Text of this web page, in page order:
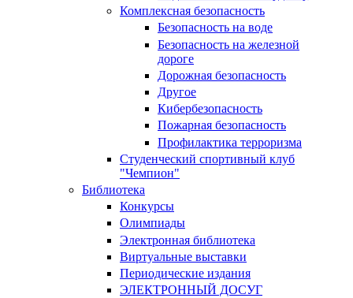
Комплексная безопасность
Безопасность на воде
Безопасность на железной
дороге
Дорожная безопасность
Другое
Кибербезопасность
Пожарная безопасность
Профилактика терроризма
Студенческий спортивный клуб
"Чемпион"
Библиотека
Конкурсы
Олимпиады
Электронная библиотека
Виртуальные выставки
Периодические издания
ЭЛЕКТРОННЫЙ ДОСУГ